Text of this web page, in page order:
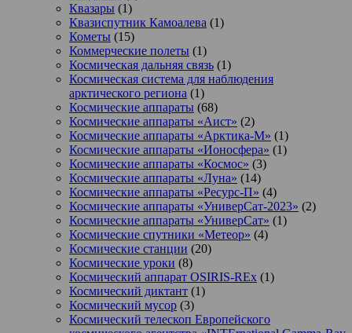
Квазары (1)
Квазиспутник Камоалева (1)
Кометы (15)
Коммерческие полеты (1)
Космическая дальняя связь (1)
Космическая система для наблюдения
арктического региона (1)
Космические аппараты (68)
Космические аппараты «Аист» (2)
Космические аппараты «Арктика-М» (1)
Космические аппараты «Ионосфера» (1)
Космические аппараты «Космос» (3)
Космические аппараты «Луна» (14)
Космические аппараты «Ресурс-П» (4)
Космические аппараты «УниверСат-2023» (2)
Космические аппараты «УниверСат» (1)
Космические спутники «Метеор» (4)
Космические станции (20)
Космические уроки (8)
Космический аппарат OSIRIS-REx (1)
Космический диктант (1)
Космический мусор (3)
Космический телескоп Европейского